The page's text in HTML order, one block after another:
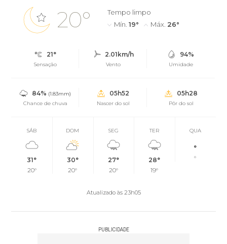
20°
Tempo limpo
Mín. 19° Máx. 26°
21°
Sensação
2.01km/h
Vento
94%
Umidade
84% (1.83mm)
Chance de chuva
05h52
Nascer do sol
05h28
Pôr do sol
SÁB
31°
20°
DOM
30°
20°
SEG
27°
20°
TER
28°
19°
QUA
°
°
Atualizado às 23h05
PUBLICIDADE